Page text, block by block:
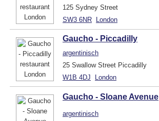
125 Sydney Street
SW3 6NR London
Gaucho - Piccadilly
argentinisch
25 Swallow Street Piccadilly
W1B 4DJ
London
Gaucho - Sloane Avenue
argentinisch